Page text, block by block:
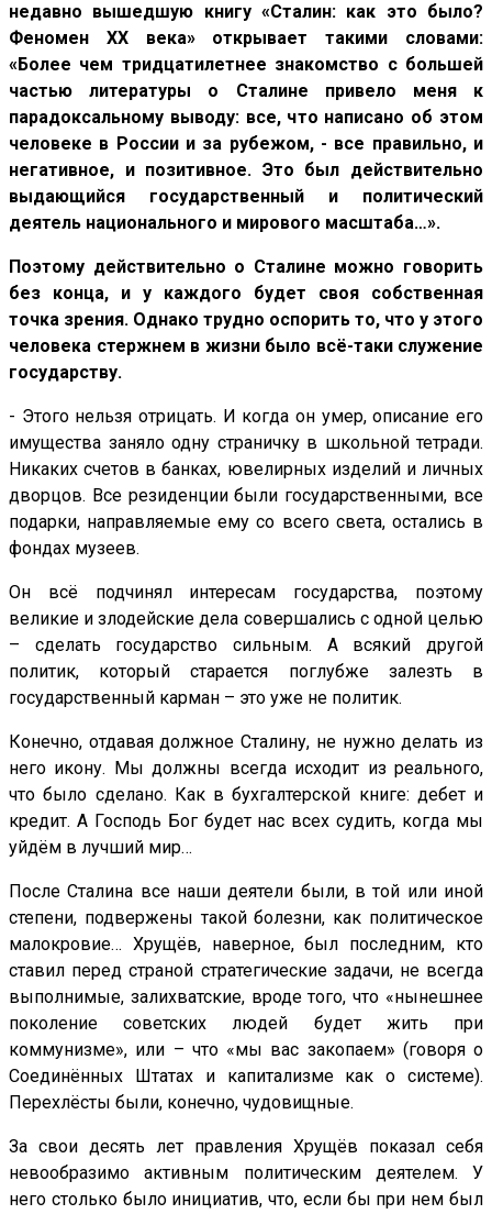
недавно вышедшую книгу «Сталин: как это было?
Феномен XX века» открывает такими словами:
«Более чем тридцатилетнее знакомство с большей
частью литературы о Сталине привело меня к
парадоксальному выводу: все, что написано об этом
человеке в России и за рубежом, - все правильно, и
негативное, и позитивное. Это был действительно
выдающийся государственный и политический
деятель национального и мирового масштаба…».
Поэтому действительно о Сталине можно говорить
без конца, и у каждого будет своя собственная
точка зрения. Однако трудно оспорить то, что у этого
человека стержнем в жизни было всё-таки служение
государству.
- Этого нельзя отрицать. И когда он умер, описание его
имущества заняло одну страничку в школьной тетради.
Никаких счетов в банках, ювелирных изделий и личных
дворцов. Все резиденции были государственными, все
подарки, направляемые ему со всего света, остались в
фондах музеев.
Он всё подчинял интересам государства, поэтому
великие и злодейские дела совершались с одной целью
– сделать государство сильным. А всякий другой
политик, который старается поглубже залезть в
государственный карман – это уже не политик.
Конечно, отдавая должное Сталину, не нужно делать из
него икону. Мы должны всегда исходит из реального,
что было сделано. Как в бухгалтерской книге: дебет и
кредит. А Господь Бог будет нас всех судить, когда мы
уйдём в лучший мир…
После Сталина все наши деятели были, в той или иной
степени, подвержены такой болезни, как политическое
малокровие… Хрущёв, наверное, был последним, кто
ставил перед страной стратегические задачи, не всегда
выполнимые, залихватские, вроде того, что «нынешнее
поколение советских людей будет жить при
коммунизме», или – что «мы вас закопаем» (говоря о
Соединённых Штатах и капитализме как о системе).
Перехлёсты были, конечно, чудовищные.
За свои десять лет правления Хрущёв показал себя
невообразимо активным политическим деятелем. У
него столько было инициатив, что, если бы при нем был